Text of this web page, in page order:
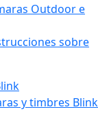
Outdoor e
sobre
y timbres Blink